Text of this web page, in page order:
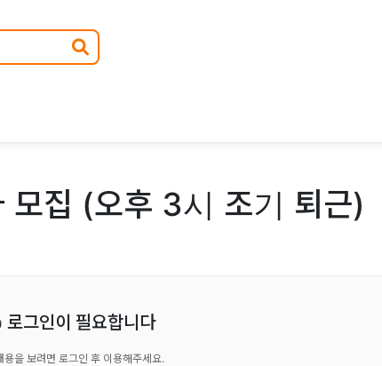
집 (오후 3시 조기 퇴근)
로그인이 필요합니다
용을 보려면 로그인 후 이용해주세요.